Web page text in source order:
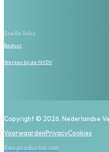
Snelle links:
Bestuur
Werken bij de NVDV
Copyright © 2026, Nederlandse
VoorwaardenPrivacyCookies
Een productie van